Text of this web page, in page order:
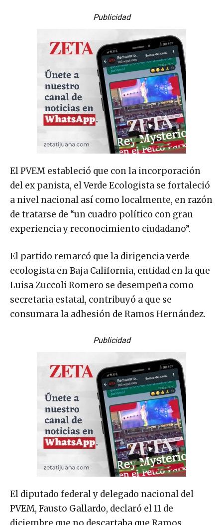
Publicidad
El PVEM estableció que con la incorporación
del ex panista, el Verde Ecologista se fortaleció
a nivel nacional así como localmente, en razón
de tratarse de “un cuadro político con gran
experiencia y reconocimiento ciudadano”.
El partido remarcó que la dirigencia verde
ecologista en Baja California, entidad en la que
Luisa Zuccoli Romero se desempeña como
secretaria estatal, contribuyó a que se
consumara la adhesión de Ramos Hernández.
Publicidad
El diputado federal y delegado nacional del
PVEM, Fausto Gallardo, declaró el 11 de